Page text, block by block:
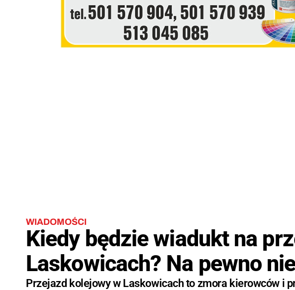
WIADOMOŚCI
Kiedy będzie wiadukt na
Laskowicach? Na pewno
Przejazd kolejowy w Laskowicach to zmora kierowców i